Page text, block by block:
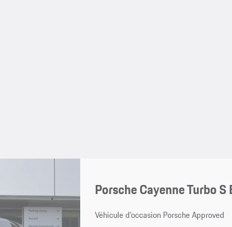
Porsche Cayenne Turbo
Véhicule d’occasion Porsche Approved